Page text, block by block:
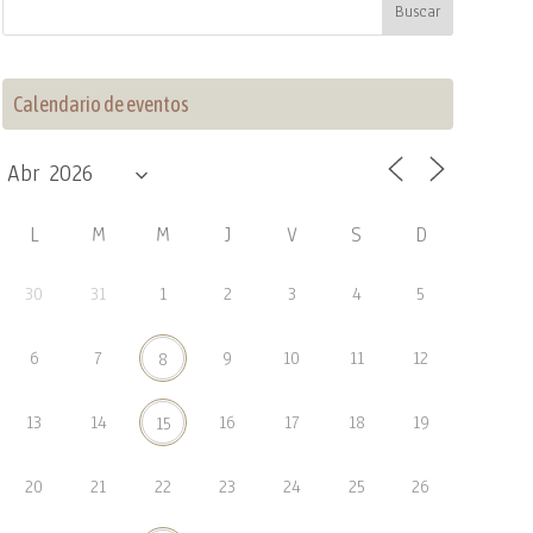
Calendario de eventos
L M M J V S D
30 31 1 2 3 4 5
6 7 8 9 10 11 12
13 14 15 16 17 18 19
20 21 22 23 24 25 26